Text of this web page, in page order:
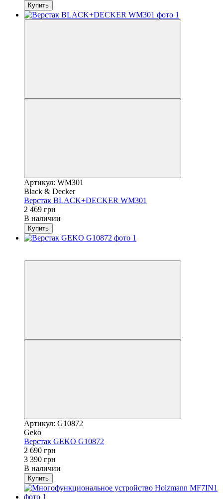
Купить
Артикул: WM301
Black & Decker
Верстак BLACK+DECKER WM301
2 469 грн
В наличии
Купить
Артикул: G10872
Geko
Верстак GEKO G10872
2 690 грн
3 390 грн
В наличии
Купить